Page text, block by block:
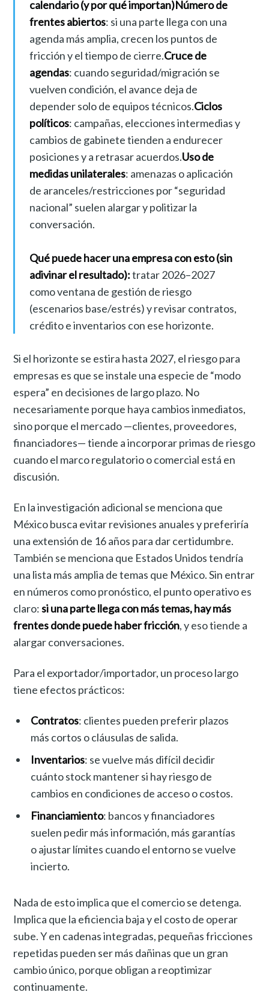
calendario (y por qué importan)Número de
frentes abiertos: si una parte llega con una
agenda más amplia, crecen los puntos de
fricción y el tiempo de cierre.Cruce de
agendas: cuando seguridad/migración se
vuelven condición, el avance deja de
depender solo de equipos técnicos.Ciclos
políticos: campañas, elecciones intermedias y
cambios de gabinete tienden a endurecer
posiciones y a retrasar acuerdos.Uso de
medidas unilaterales: amenazas o aplicación
de aranceles/restricciones por “seguridad
nacional” suelen alargar y politizar la
conversación.
Qué puede hacer una empresa con esto (sin
adivinar el resultado):tratar 2026–2027
como ventana de gestión de riesgo
(escenarios base/estrés) y revisar contratos,
crédito e inventarios con ese horizonte.
Si el horizonte se estira hasta 2027, el riesgo para
empresas es que se instale una especie de “modo
espera” en decisiones de largo plazo. No
necesariamente porque haya cambios inmediatos,
sino porque el mercado —clientes, proveedores,
financiadores— tiende a incorporar primas de riesgo
cuando el marco regulatorio o comercial está en
discusión.
En la investigación adicional se menciona que
México busca evitar revisiones anuales y preferiría
una extensión de 16 años para dar certidumbre.
También se menciona que Estados Unidos tendría
una lista más amplia de temas que México. Sin entrar
en números como pronóstico, el punto operativo es
claro:si una parte llega con más temas, hay más
frentes donde puede haber fricción, y eso tiende a
alargar conversaciones.
Para el exportador/importador, un proceso largo
tiene efectos prácticos:
Contratos: clientes pueden preferir plazos
más cortos o cláusulas de salida.
Inventarios: se vuelve más difícil decidir
cuánto stock mantener si hay riesgo de
cambios en condiciones de acceso o costos.
Financiamiento: bancos y financiadores
suelen pedir más información, más garantías
o ajustar límites cuando el entorno se vuelve
incierto.
Nada de esto implica que el comercio se detenga.
Implica que la eficiencia baja y el costo de operar
sube. Y en cadenas integradas, pequeñas fricciones
repetidas pueden ser más dañinas que un gran
cambio único, porque obligan a reoptimizar
continuamente.